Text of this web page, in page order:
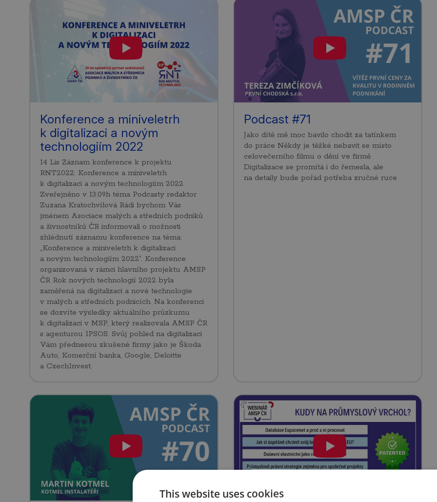
Konference a miniveletrh
k digitalizaci a novým
technologiím 2022
14 Lis Záznam konference k projektu
RNT2022: Konference a miniveletrh
k digitalizaci a novým technologiím 2022
Zveřejněno v 13:09h téma Podcasty redaktor
Zuzana Kratochvílová Rádi bychom Vás
jménem Asociace malých a středních podniků
a živnostníků ČR informovali o možnosti
zhlédnutí záznamu konference na téma:
„Konference a miniveletrh k digitalizaci
a novým technologiím 2022“. Konference
organizovaná v rámci hlavního projektu AMSP
ČR Rok nových technologií 2022 byla
zaměřená na digitalizaci a nové technologie
v malých a středních podnicích. Na konferenci
se dozvíte výsledky aktuálního průzkumu
k digitalizaci v MSP, který realizovala AMSP ČR
s agenturou IPSOS. Svůj pohled na digitalizaci
Vám přednesou zkušené firmy jako je Škoda
Auto, Komerční banka, Google, Deloitte
a CzechInvest.
Podcast #71
Jako dítě mě moc bavilo chodit za tatínkem
do práce Někdy je těžké nebavit se místo
celovečerního filmu o dění ve firmě
Digitalizace se promítá i do řemesla, ale
na detaily bude pořád potřeba zručné ruce
This website uses cookies